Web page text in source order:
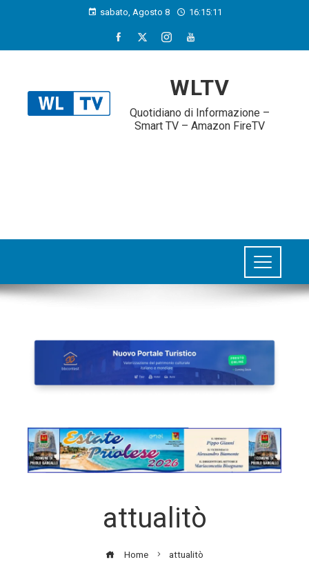
sabato, Agosto 8 16:15:12
WLTV
Quotidiano di Informazione –
Smart TV – Amazon FireTV
attualitò
Home attualitò